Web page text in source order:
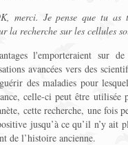
merci. Je pense que tu as
la recherche sur les cellules
l'emporteraient sur
avancées vers des
des maladies pour
celle-ci peut être
cette recherche, une fois
jusqu’à ce qu’il n’y ait
de l’histoire ancienne.